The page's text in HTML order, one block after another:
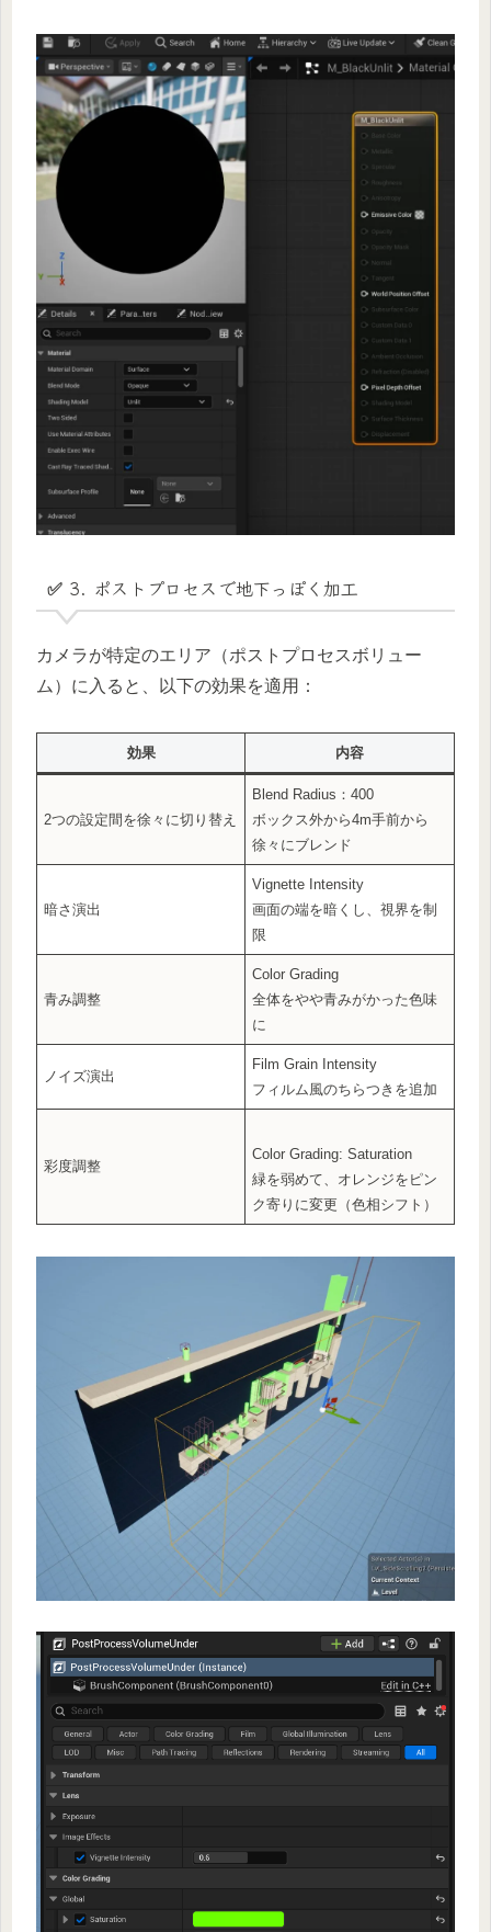
✅ 3. ポストプロセスで地下っぽく加工
カメラが特定のエリア（ポストプロセスボリュー
ム）に入ると、以下の効果を適用：
効果 内容
2つの設定間を徐々に切り替え
Blend Radius：400
ボックス外から4m手前から
徐々にブレンド
暗さ演出
Vignette Intensity
画面の端を暗くし、視界を制
限
青み調整
Color Grading
全体をやや青みがかった色味
に
ノイズ演出
Film Grain Intensity
フィルム風のちらつきを追加
彩度調整
Color Grading: Saturation
緑を弱めて、オレンジをピン
ク寄りに変更（色相シフト）